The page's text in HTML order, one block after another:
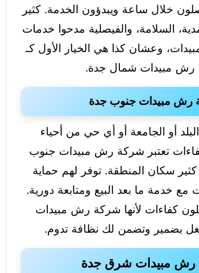
خلال ساعة ويبدؤون الخدمة. كثير
السلامة، والفيصلية مدحوا خدمات
وعشان كذا هي الخيار الأول كـ
رش مبيدات شمال جدة.
رش مبيدات جنوب جدة
أو الجامعة أو أي حي من أحياء
تعتبر شركة رش مبيدات جنوب
سكان المنطقة. توفر لهم حماية
خدمة ما بعد البيع ومتابعة دورية.
كفاءات لأنها شركة رش مبيدات
بضمير وتضمن لك نظافة تدوم.
مبيدات شرق جدة